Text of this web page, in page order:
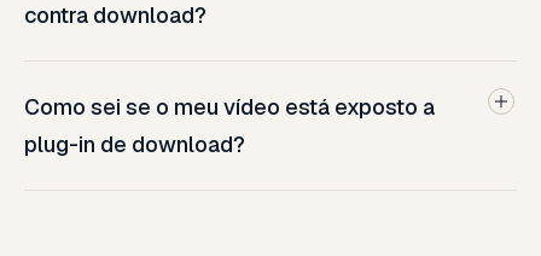
contra download?
Como sei se o meu vídeo está exposto a
plug-in de download?